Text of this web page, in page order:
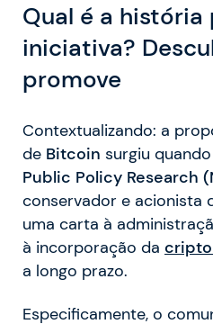
Qual é a
iniciativa?
promove
Contextualizando: a
de Bitcoin surgiu
Public Policy Research
conservador e acionista
uma carta à
à incorporação da
a longo prazo.
Especificamente, o